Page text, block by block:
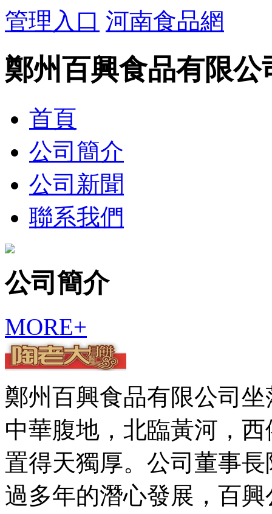
管理入口 河南食品網
鄭州百興食品有限公
首頁
公司簡介
公司新聞
聯系我們
公司簡介
MORE+
鄭州百興食品有限公司
中華腹地，北臨黃河，
置得天獨厚。公司董事
過多年的潛心發展，百